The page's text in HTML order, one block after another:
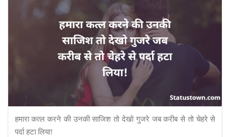
हमारा कत्ल करने की उनकी साजिश तो देखो गुजरे जब करीब से तो चेहरे से
पर्दा हटा लिया!